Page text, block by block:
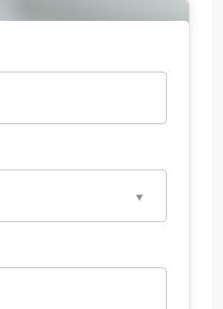
чтобы
и безопасно.